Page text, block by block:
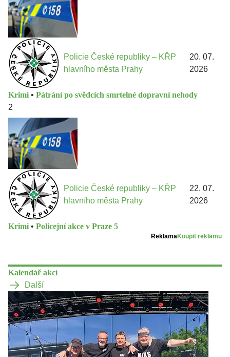
Policie České republiky – KŘP
hlavního města Prahy
20. 07.
2026
Krimi • Pátrání po svědcích smrtelné dopravní nehody
2
Policie České republiky – KŘP
hlavního města Prahy
22. 07.
2026
Krimi • Policejní akce v Praze 5
ReklamaKoupit reklamu
Kalendář akcí
Další